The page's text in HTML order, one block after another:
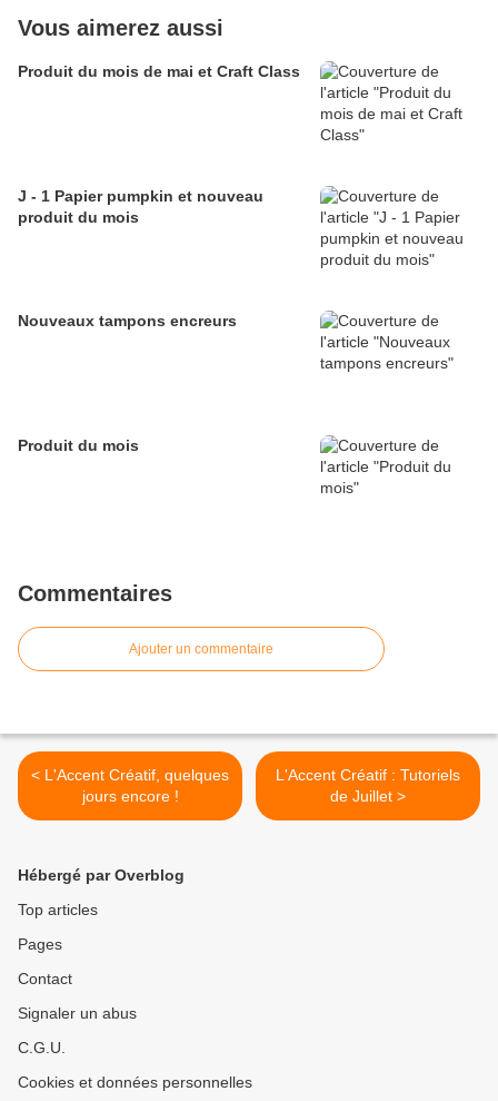
Vous aimerez aussi
Produit du mois de mai et Craft Class
J - 1 Papier pumpkin et nouveau
produit du mois
Nouveaux tampons encreurs
Produit du mois
Commentaires
Ajouter un commentaire
< L'Accent Créatif, quelques
jours encore !
L'Accent Créatif : Tutoriels
de Juillet >
Hébergé par Overblog
Top articles
Pages
Contact
Signaler un abus
C.G.U.
Cookies et données personnelles